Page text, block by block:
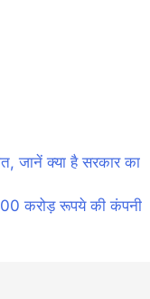
जानें क्या है सरकार का
करोड़ रूपये की कंपनी